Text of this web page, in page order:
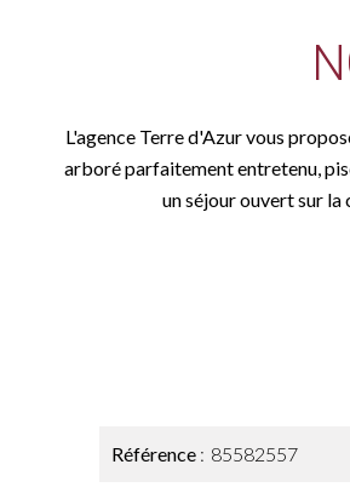
L'agence Terre d'Azur vous
arboré parfaitement entretenu,
un séjour ouvert sur la
Référence 85582557